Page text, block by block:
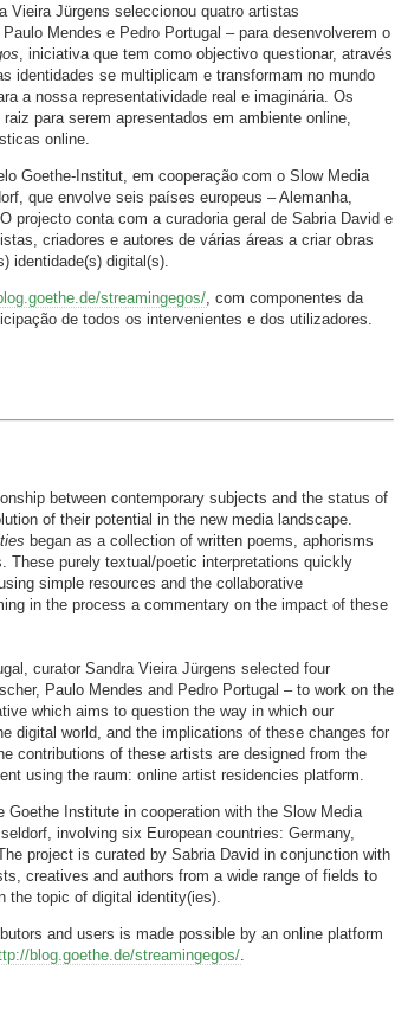
Vieira Jürgens seleccionou quatro artistas
Mendes e Pedro Portugal – para desenvolverem o
, iniciativa que tem como objectivo questionar, através
identidades se multiplicam e transformam no mundo
a nossa representatividade real e imaginária. Os
para serem apresentados em ambiente online,
online.
Goethe-Institut, em cooperação com o Slow Media
que envolve seis países europeus – Alemanha,
projecto conta com a curadoria geral de Sabria David e
criadores e autores de várias áreas a criar obras
identidade(s) digital(s).
streamingegos/, com componentes da
de todos os intervenientes e dos utilizadores.
between contemporary subjects and the status of
of their potential in the new media landscape.
began as a collection of written poems, aphorisms
These purely textual/poetic interpretations quickly
simple resources and the collaborative
in the process a commentary on the impact of these
curator Sandra Vieira Jürgens selected four
Paulo Mendes and Pedro Portugal – to work on the
which aims to question the way in which our
digital world, and the implications of these changes for
contributions of these artists are designed from the
using the raum: online artist residencies platform.
Goethe Institute in cooperation with the Slow Media
involving six European countries: Germany,
project is curated by Sabria David in conjunction with
creatives and authors from a wide range of fields to
the topic of digital identity(ies).
and users is made possible by an online platform
blog.goethe.de/streamingegos/